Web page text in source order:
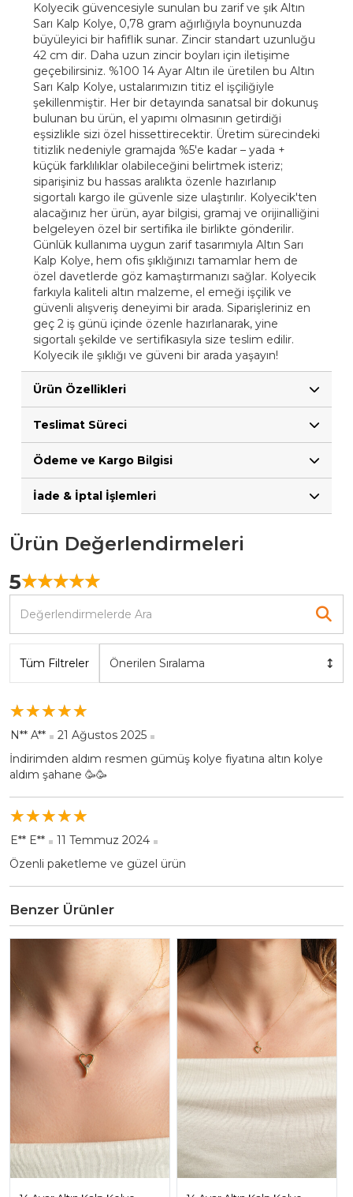
Kolyecik güvencesiyle sunulan bu zarif ve şık Altın
Sarı Kalp Kolye, 0,78 gram ağırlığıyla boynunuzda
büyüleyici bir hafiflik sunar. Zincir standart uzunluğu
42 cm dir. Daha uzun zincir boyları için iletişime
geçebilirsiniz. %100 14 Ayar Altın ile üretilen bu Altın
Sarı Kalp Kolye, ustalarımızın titiz el işçiliğiyle
şekillenmiştir. Her bir detayında sanatsal bir dokunuş
bulunan bu ürün, el yapımı olmasının getirdiği
eşsizlikle sizi özel hissettirecektir. Üretim sürecindeki
titizlik nedeniyle gramajda %5'e kadar – yada +
küçük farklılıklar olabileceğini belirtmek isteriz;
siparişiniz bu hassas aralıkta özenle hazırlanıp
sigortalı kargo ile güvenle size ulaştırılır. Kolyecik'ten
alacağınız her ürün, ayar bilgisi, gramaj ve orijinalliğini
belgeleyen özel bir sertifika ile birlikte gönderilir.
Günlük kullanıma uygun zarif tasarımıyla Altın Sarı
Kalp Kolye, hem ofis şıklığınızı tamamlar hem de
özel davetlerde göz kamaştırmanızı sağlar. Kolyecik
farkıyla kaliteli altın malzeme, el emeği işçilik ve
güvenli alışveriş deneyimi bir arada. Siparişleriniz en
geç 2 iş günü içinde özenle hazırlanarak, yine
sigortalı şekilde ve sertifikasıyla size teslim edilir.
Kolyecik ile şıklığı ve güveni bir arada yaşayın!
Ürün Özellikleri
Teslimat Süreci
Ödeme ve Kargo Bilgisi
İade & İptal İşlemleri
Ürün Değerlendirmeleri
5☆☆☆☆☆
★★★★★
Tüm Filtreler Önerilen Sıralama
☆☆☆☆☆
★★★★★
N** A**
21 Ağustos 2025
İndirimden aldım resmen gümüş kolye fiyatına altın kolye
aldım şahane 🥳🥳
☆☆☆☆☆
★★★★★
E** E**
11 Temmuz 2024
Özenli paketleme ve güzel ürün
Benzer Ürünler